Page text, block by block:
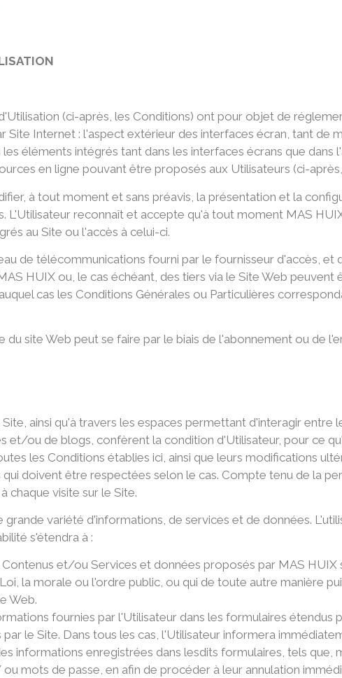
(ci-après, les Conditions) ont pour objet de
Site Internet : l'aspect extérieur des interfaces écran, tant de
éléments intégrés tant dans les interfaces écrans que dans
en ligne pouvant être proposés aux Utilisateurs (ci-
à tout moment et sans préavis, la présentation et la
L'Utilisateur reconnaît et accepte qu'à tout moment MAS
au Site ou l'accès à celui-ci.
de télécommunications fourni par le fournisseur d'accès, et
HUIX ou, le cas échéant, des tiers via le Site Web
cas les Conditions Générales ou Particulières
du site Web peut se faire par le biais de l'abonnement ou de
ainsi qu'à travers les espaces permettant d'interagir entre
et/ou de blogs, confèrent la condition d'Utilisateur, pour ce
les Conditions établies ici, ainsi que leurs modifications
doivent être respectées selon le cas. Compte tenu de la
chaque visite sur le Site.
variété d'informations, de services et de données.
s'étendra à :
et/ou Services et données proposés par MAS HUIX
la morale ou l'ordre public, ou qui de toute autre manière
Web.
fournies par l'Utilisateur dans les formulaires étendus
le Site. Dans tous les cas, l'Utilisateur informera
informations enregistrées dans lesdits formulaires, tels que,
mots de passe, en afin de procéder à leur annulation